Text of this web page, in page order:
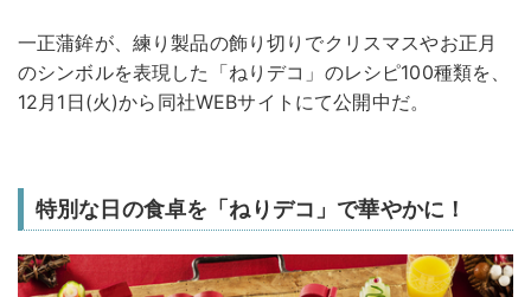
一正蒲鉾が、練り製品の飾り切りでクリスマスやお正月
のシンボルを表現した「ねりデコ」のレシピ100種類を、
12月1日(火)から同社WEBサイトにて公開中だ。
特別な日の食卓を「ねりデコ」で華やかに！